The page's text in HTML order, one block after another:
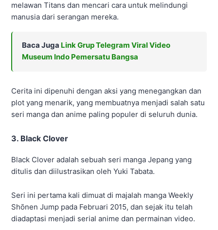
melawan Titans dan mencari cara untuk melindungi
manusia dari serangan mereka.
Baca Juga Link Grup Telegram Viral Video
Museum Indo Pemersatu Bangsa
Cerita ini dipenuhi dengan aksi yang menegangkan dan
plot yang menarik, yang membuatnya menjadi salah satu
seri manga dan anime paling populer di seluruh dunia.
3. Black Clover
Black Clover adalah sebuah seri manga Jepang yang
ditulis dan diilustrasikan oleh Yuki Tabata.
Seri ini pertama kali dimuat di majalah manga Weekly
Shōnen Jump pada Februari 2015, dan sejak itu telah
diadaptasi menjadi serial anime dan permainan video.